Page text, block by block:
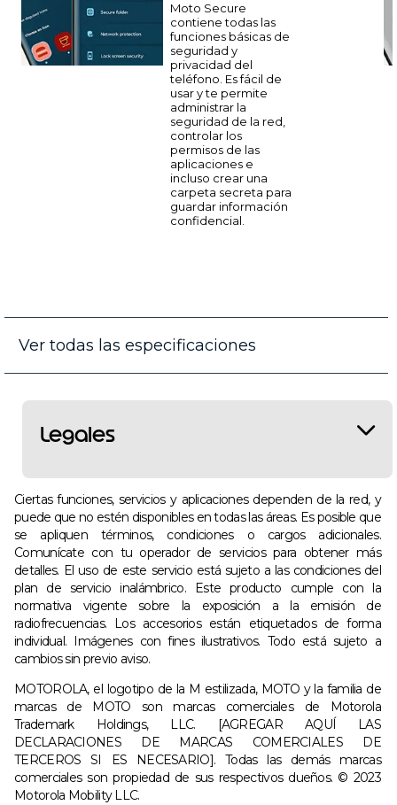
Moto Secure
contiene todas las
funciones básicas de
seguridad y
privacidad del
teléfono. Es fácil de
usar y te permite
administrar la
seguridad de la red,
controlar los
permisos de las
aplicaciones e
incluso crear una
carpeta secreta para
guardar información
confidencial.
Ver todas las especificaciones
Legales
Ciertas funciones, servicios y aplicaciones dependen de la red, y
puede que no estén disponibles en todas las áreas. Es posible que
se apliquen términos, condiciones o cargos adicionales.
Comunícate con tu operador de servicios para obtener más
detalles. El uso de este servicio está sujeto a las condiciones del
plan de servicio inalámbrico. Este producto cumple con la
normativa vigente sobre la exposición a la emisión de
radiofrecuencias. Los accesorios están etiquetados de forma
individual. Imágenes con fines ilustrativos. Todo está sujeto a
cambios sin previo aviso.
MOTOROLA, el logotipo de la M estilizada, MOTO y la familia de
marcas de MOTO son marcas comerciales de Motorola
Trademark Holdings, LLC. [AGREGAR AQUÍ LAS
DECLARACIONES DE MARCAS COMERCIALES DE
TERCEROS SI ES NECESARIO]. Todas las demás marcas
comerciales son propiedad de sus respectivos dueños. © 2023
Motorola Mobility LLC.